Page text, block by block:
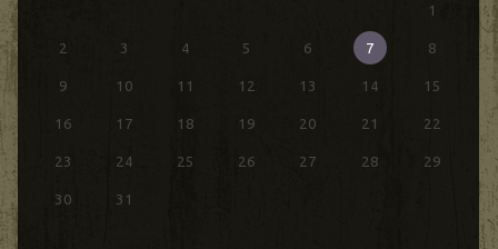
1
2 3 4 5 6 7 8
9 10 11 12 13 14 15
16 17 18 19 20 21 22
23 24 25 26 27 28 29
30 31